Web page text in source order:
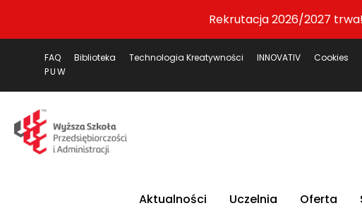
Rekrutacja 2026/2027
FAQ Biblioteka Technologia Kreatywności INNOVATIV Cookies
PUW
Aktualności Uczelnia Oferta